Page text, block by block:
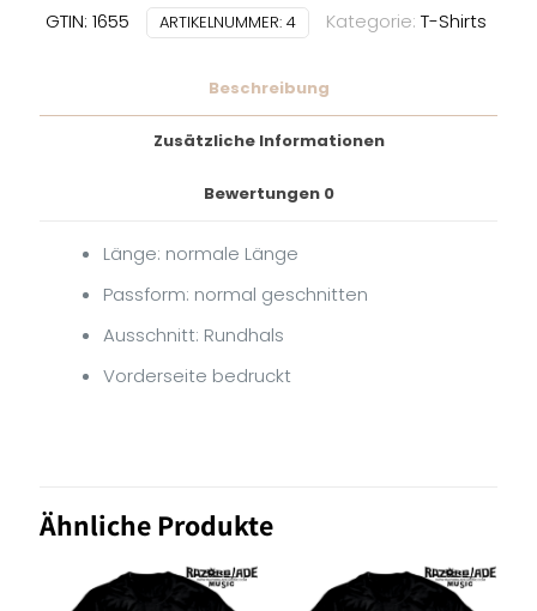
-GTIN: 1655 ARTIKELNUMMER: 4 Kategorie: T-Shirts
Beschreibung
Zusätzliche Informationen
Bewertungen 0
Länge: normale Länge
Passform: normal geschnitten
Ausschnitt: Rundhals
Vorderseite bedruckt
Ähnliche Produkte